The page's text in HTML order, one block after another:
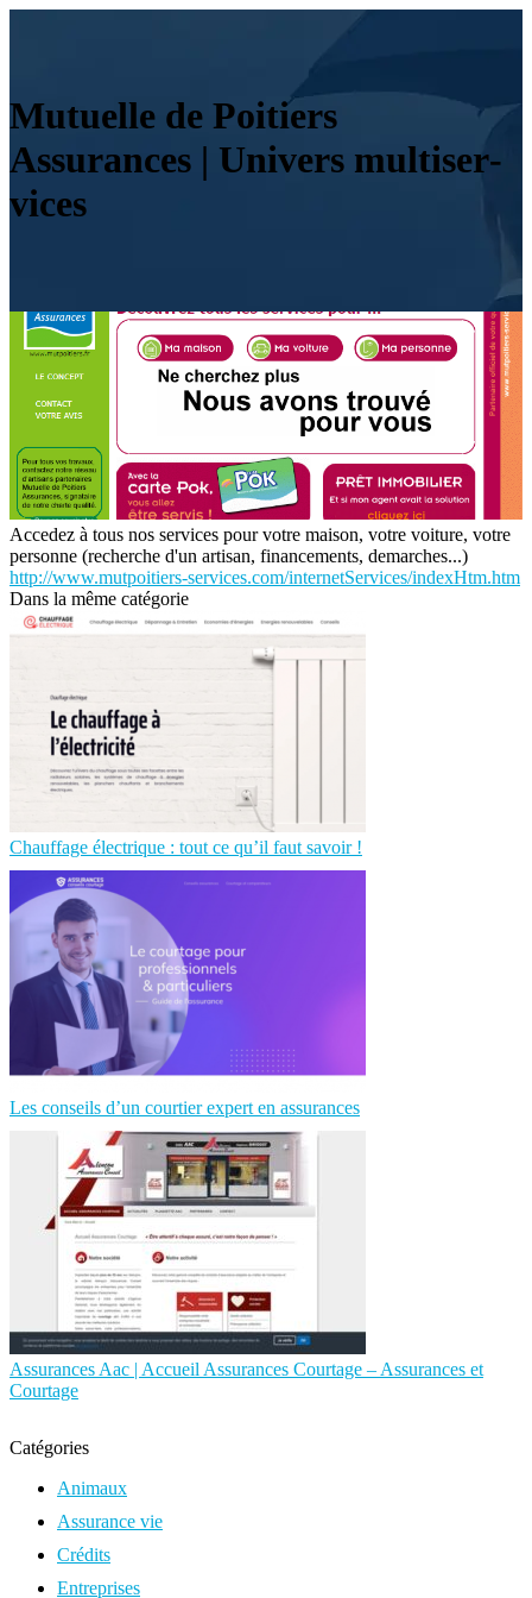
Mutuelle de Poitiers
Assurances | Univers mul­tiser­
vi­ces
Accedez à tous nos services pour votre maison, votre voiture, votre
personne (recherche d'un artisan, financements, demarches...)
http://www.mutpoitiers-services.com/internetServices/indexHtm.htm
Dans la même catégorie
Chauffage électrique : tout ce qu’il faut savoir !
Les conseils d’un courtier expert en assurances
Assurances Aac | Accueil Assurances Courtage – Assurances et
Courtage
Catégories
Animaux
Assurance vie
Crédits
Entreprises